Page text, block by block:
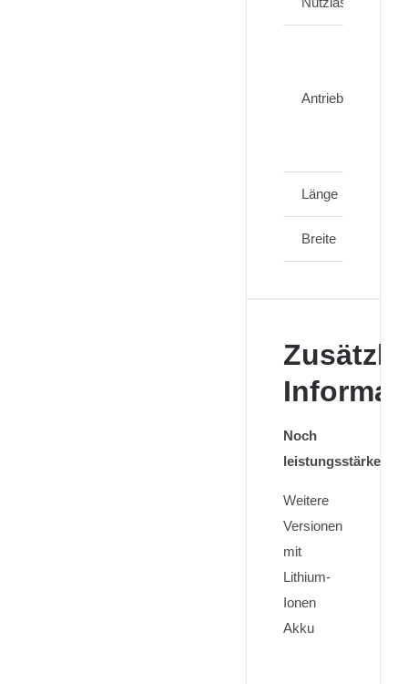
Antrieb
Länge
Breite
Noch
leistungsstärker
Weitere
Versionen
mit
Lithium-
Ionen
Akku